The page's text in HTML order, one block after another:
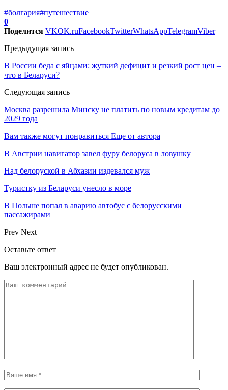
#болгария#путешествие
0
Поделится VKOK.ruFacebookTwitterWhatsAppTelegramViber
Предыдущая запись
В России беда с яйцами: жуткий дефицит и резкий рост цен –
что в Беларуси?
Следующая запись
Москва разрешила Минску не платить по новым кредитам до
2029 года
Вам также могут понравиться Еще от автора
В Австрии навигатор завел фуру белоруса в ловушку
Над белоруской в Абхазии издевался муж
Туристку из Беларуси унесло в море
В Польше попал в аварию автобус с белорусскими
пассажирами
Prev Next
Оставьте ответ
Ваш электронный адрес не будет опубликован.